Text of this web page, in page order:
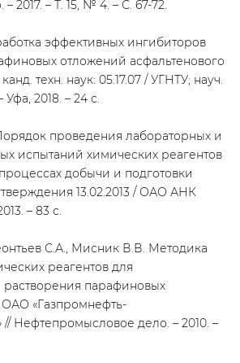
2017. – Т. 15, № 4. – С. 67-72.
эффективных ингибиторов
отложений асфальтенового
техн. наук: 05.17.07 / УГНТУ; науч.
2018. – 24 с.
проведения лабораторных и
испытаний химических реагентов
добычи и подготовки
13.02.2013 / ОАО АНК
– 83 с.
С.А., Мисник В.В. Методика
реагентов для
парафиновых
«Газпромнефть-
// Нефтепромысловое дело. – 2010. –